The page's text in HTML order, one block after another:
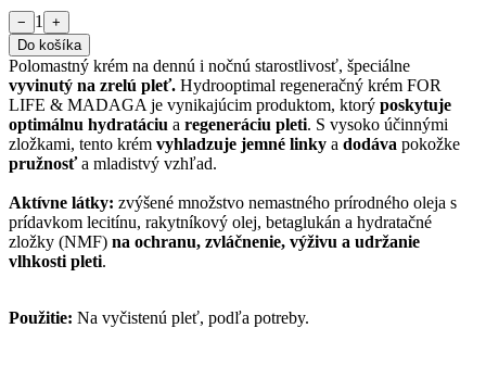
− 1
+
Do košíka
Polomastný krém na dennú i nočnú starostlivosť, špeciálne
vyvinutý na zrelú pleť. Hydrooptimal regeneračný krém FOR
LIFE & MADAGA je vynikajúcim produktom, ktorý poskytuje
optimálnu hydratáciu a regeneráciu pleti. S vysoko účinnými
zložkami, tento krém vyhladzuje jemné linky a dodáva pokožke
pružnosťa mladistvý vzhľad.
Aktívne látky: zvýšené množstvo nemastného prírodného oleja s
prídavkom lecitínu, rakytníkový olej, betaglukán a hydratačné
zložky (NMF) na ochranu, zvláčnenie, výživu a udržanie
vlhkosti pleti.
Použitie: Na vyčistenú pleť, podľa potreby.